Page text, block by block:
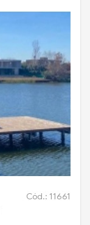
Cód.: 11661